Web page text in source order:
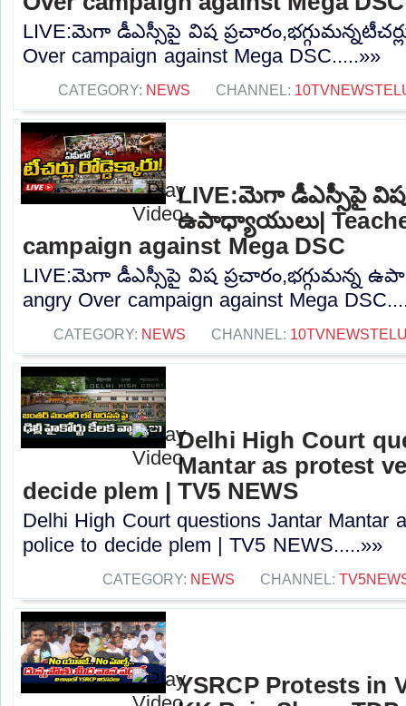
LIVE:మెగా డీఎస్సీపై విష
Over campaign against Mega DSC.....»»
CATEGORY: NEWS CHANNEL:
LIVE:మెగా డీఎస్సీపై విష
ఉపాధ్యాయులు|
campaign against Mega DSC
LIVE:మెగా డీఎస్సీపై విష ప్రచారం,భగ్గుమన్న
angry Over campaign against Mega
CATEGORY: NEWS CHANNEL:
Delhi High Court
Mantar as protest
decide plem | TV5 NEWS
Delhi High Court questions Jantar Mantar
police to decide plem | TV5 NEWS.....»»
CATEGORY: NEWS CHANNEL:
YSRCP Protests in